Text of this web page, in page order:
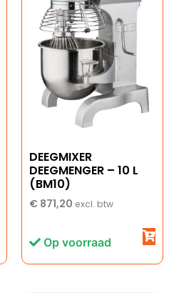
DEEGMIXER
DEEGMENGER – 10 L
(BM10)
€ 871,20 excl. btw
Op voorraad